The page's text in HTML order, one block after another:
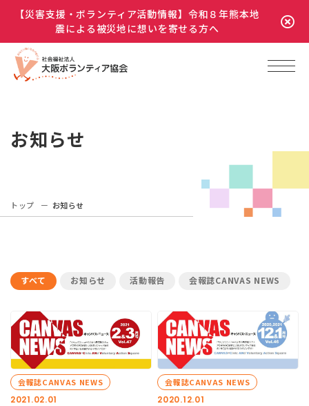
【災害支援・ボランティア活動情報】令和８年熊本地
震による被災地に想いを寄せる方へ
お知らせ
トップ お知らせ
すべて お知らせ 活動報告 会報誌CANVAS NEWS
2021.02.01
会報誌CANVAS NEWS
2020.12.01
会報誌CANVAS NEWS